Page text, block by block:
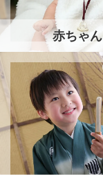
赤ちゃん